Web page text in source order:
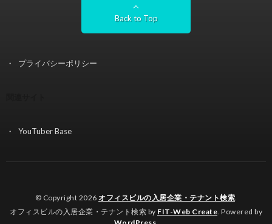
Back to Top
プライバシーポリシー
YouTuber Base
© Copyright 2026 オフィスビルの入居企業・テナント検索.
オフィスビルの入居企業・テナント検索 by FIT-Web Create. Powered by